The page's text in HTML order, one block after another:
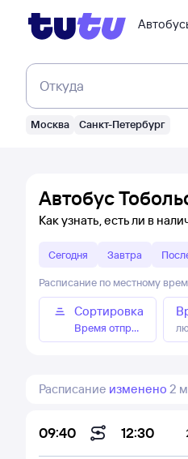
Откуда
Москва Санкт-Петербург
Автобус
Как узнать, есть ли в
Сегодня Завтра
Расписание по местному
Сортировка
Время отправления
Расписание изменено 2
09:40 12:30